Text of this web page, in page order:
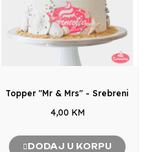
Topper "Mr & Mrs" - Srebreni
4,00 KM
DODAJ U KORPU